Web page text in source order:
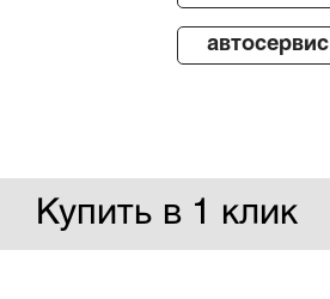
автосервис
Купить в 1 клик